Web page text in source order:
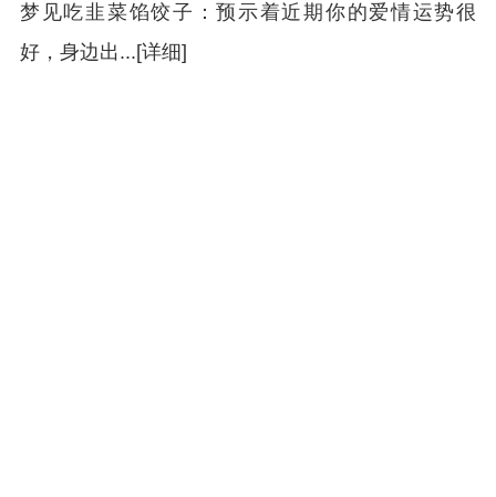
梦见吃韭菜馅饺子：预示着近期你的爱情运势很
好，身边出...[详细]